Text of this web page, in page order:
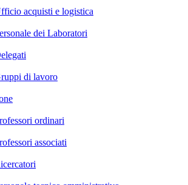
acquisti e logistica
dei Laboratori
di lavoro
ordinari
associati